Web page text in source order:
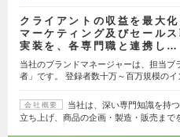
クライアントの収益を最大化
マーケティング及びセール
実装を、各専門職と連携し…
当社のブランドマネージャーは、担当
者」です。 登録者数十万～百万規模のイ
会社概要
当社は、深い専門知識を持
立ち上げ、商品の企画・製造・販売まで